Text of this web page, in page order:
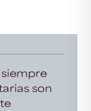
siempre
son